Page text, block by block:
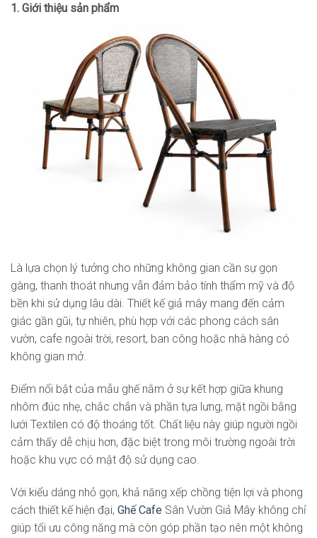
1. Giới thiệu sản phẩm
Là lựa chọn lý tưởng cho những không gian cần sự gọn
gàng, thanh thoát nhưng vẫn đảm bảo tính thẩm mỹ và độ
bền khi sử dụng lâu dài. Thiết kế giả mây mang đến cảm
giác gần gũi, tự nhiên, phù hợp với các phong cách sân
vườn, cafe ngoài trời, resort, ban công hoặc nhà hàng có
không gian mở.
Điểm nổi bật của mẫu ghế nằm ở sự kết hợp giữa khung
nhôm đúc nhẹ, chắc chắn và phần tựa lưng, mặt ngồi bằng
lưới Textilen có độ thoáng tốt. Chất liệu này giúp người ngồi
cảm thấy dễ chịu hơn, đặc biệt trong môi trường ngoài trời
hoặc khu vực có mật độ sử dụng cao.
Với kiểu dáng nhỏ gọn, khả năng xếp chồng tiện lợi và phong
cách thiết kế hiện đại, Ghế Cafe Sân Vườn Giả Mây không chỉ
giúp tối ưu công năng mà còn góp phần tạo nên một không